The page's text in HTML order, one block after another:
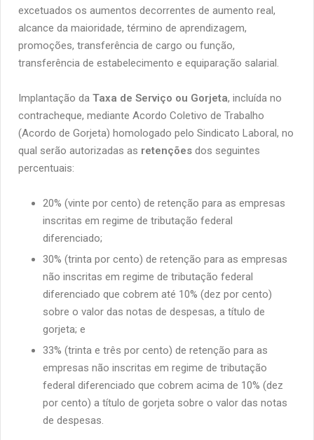
excetuados os aumentos decorrentes de aumento real,
alcance da maioridade, término de aprendizagem,
promoções, transferência de cargo ou função,
transferência de estabelecimento e equiparação salarial.
Implantação da Taxa de Serviço ou Gorjeta, incluída no
contracheque, mediante Acordo Coletivo de Trabalho
(Acordo de Gorjeta) homologado pelo Sindicato Laboral, no
qual serão autorizadas as retenções dos seguintes
percentuais:
20% (vinte por cento) de retenção para as empresas
inscritas em regime de tributação federal
diferenciado;
30% (trinta por cento) de retenção para as empresas
não inscritas em regime de tributação federal
diferenciado que cobrem até 10% (dez por cento)
sobre o valor das notas de despesas, a título de
gorjeta; e
33% (trinta e três por cento) de retenção para as
empresas não inscritas em regime de tributação
federal diferenciado que cobrem acima de 10% (dez
por cento) a título de gorjeta sobre o valor das notas
de despesas.